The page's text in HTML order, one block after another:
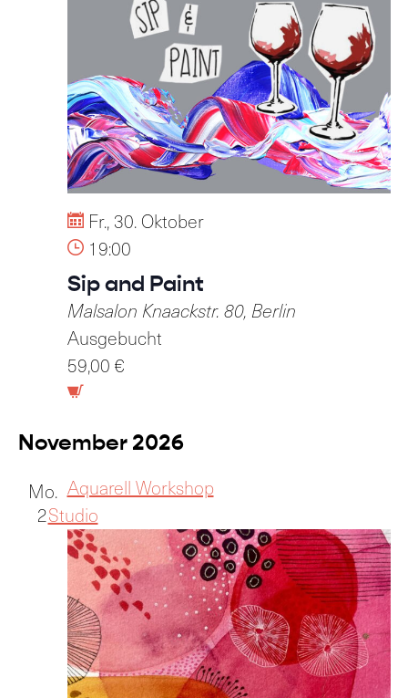
Fr., 30. Oktober
19:00
Sip and Paint
Malsalon Knaackstr. 80, Berlin
Ausgebucht
59,00 €
November 2026
Mo.
2
Aquarell Workshop
Studio